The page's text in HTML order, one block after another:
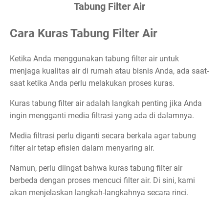
Tabung Filter Air
Cara Kuras Tabung Filter Air
Ketika Anda menggunakan tabung filter air untuk
menjaga kualitas air di rumah atau bisnis Anda, ada saat-
saat ketika Anda perlu melakukan proses kuras.
Kuras tabung filter air adalah langkah penting jika Anda
ingin mengganti media filtrasi yang ada di dalamnya.
Media filtrasi perlu diganti secara berkala agar tabung
filter air tetap efisien dalam menyaring air.
Namun, perlu diingat bahwa kuras tabung filter air
berbeda dengan proses mencuci filter air. Di sini, kami
akan menjelaskan langkah-langkahnya secara rinci.